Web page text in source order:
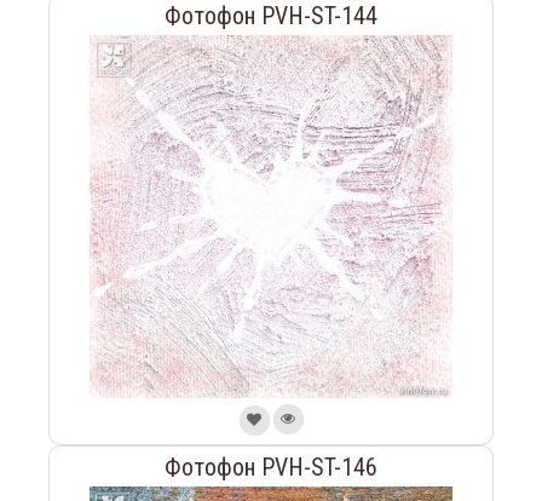
Фотофон PVH-ST-144
Фотофон PVH-ST-146